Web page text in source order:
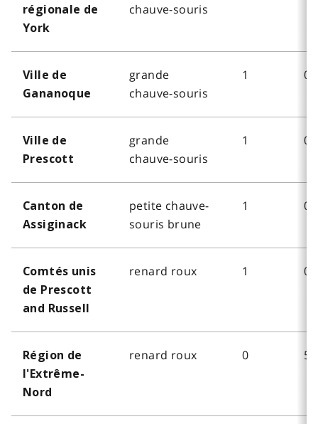
régionale de
York
chauve-souris
Ville de
Gananoque
grande
chauve-souris
1 0
Ville de
Prescott
grande
chauve-souris
1 0
Canton de
Assiginack
petite chauve-
souris brune
1 0
Comtés unis
de Prescott
and Russell
renard roux 1 0
Région de
l'Extrême-
Nord
renard roux 0 5